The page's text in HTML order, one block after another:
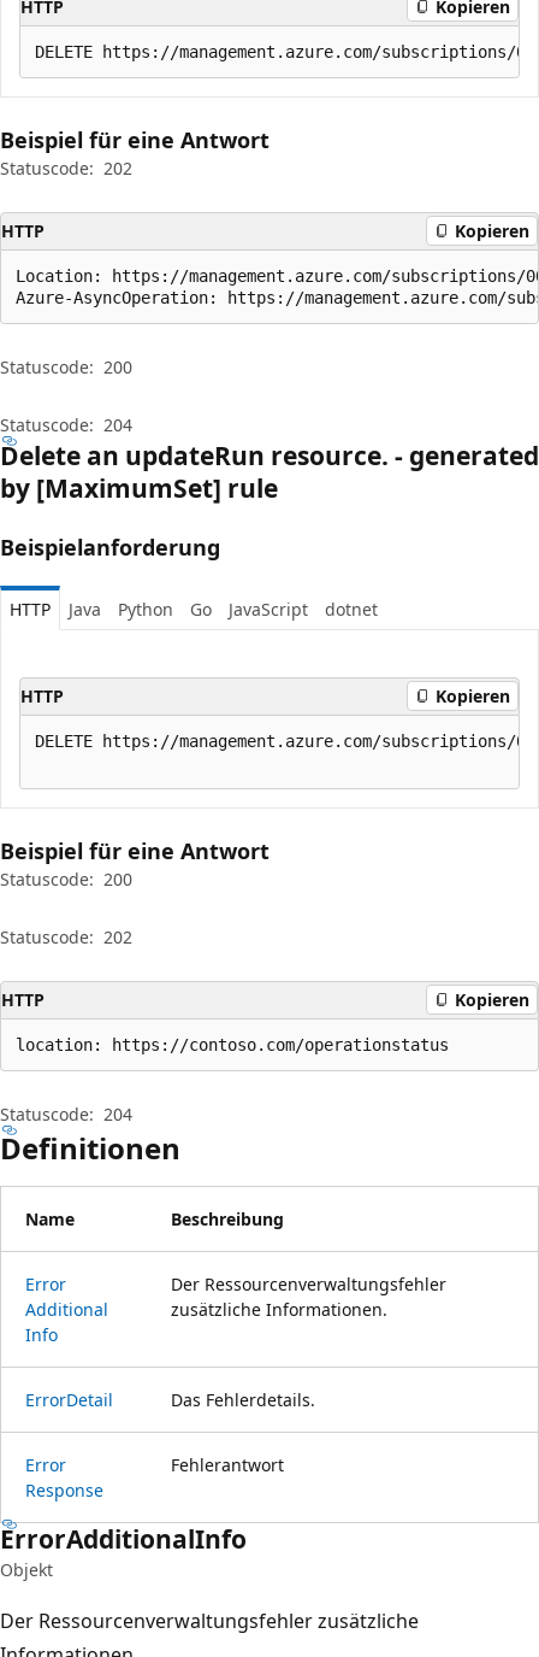
HTTP Kopieren
Beispiel für eine Antwort
Statuscode: 202
HTTP Kopieren
Location: https://management.azure.com/subscriptions/
Azure-AsyncOperation: https://management.azure.com/
Statuscode: 200
Statuscode: 204
Delete an updateRun resource. - generated
by [MaximumSet] rule
Beispielanforderung
HTTP Java Python Go JavaScript dotnet
HTTP Kopieren
DELETE https://management.azure.com/
Beispiel für eine Antwort
Statuscode: 200
Statuscode: 202
HTTP Kopieren
location: https://contoso.com/operationstatus
Statuscode: 204
Definitionen
Name Beschreibung
Error
Additional
Info
Der Ressourcenverwaltungsfehler
zusätzliche Informationen.
ErrorDetail Das Fehlerdetails.
Error
Response
Fehlerantwort
ErrorAdditionalInfo
Objekt
Der Ressourcenverwaltungsfehler zusätzliche